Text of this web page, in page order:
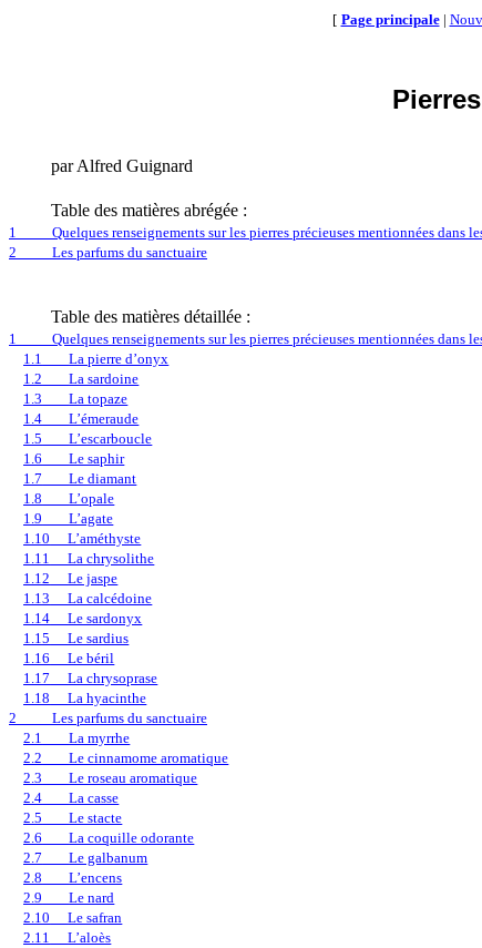
[ Page principale|
parAlfred Guignard
Table des matières abrégée:
1
Quelques renseignements sur les pierres précieuses mentionnées dans
2
Les parfums du sanctuaire
Table des matières détaillée:
1
Quelques renseignements sur les pierres précieuses mentionnées dans
1.1
La pierre d’onyx
1.2
La sardoine
1.3
La topaze
1.4
L’émeraude
1.5
L’escarboucle
1.6
Le saphir
1.7
Le diamant
1.8
L’opale
1.9
L’agate
1.10
L’améthyste
1.11
La chrysolithe
1.12
Le jaspe
1.13
La calcédoine
1.14
Le sardonyx
1.15
Le sardius
1.16
Le béril
1.17
La chrysoprase
1.18
La hyacinthe
2
Les parfums du sanctuaire
2.1
La myrrhe
2.2
Le cinnamome aromatique
2.3
Le roseau aromatique
2.4
La casse
2.5
Le stacte
2.6
La coquille odorante
2.7
Le galbanum
2.8
L’encens
2.9
Le nard
2.10
Le safran
2.11
L’aloès